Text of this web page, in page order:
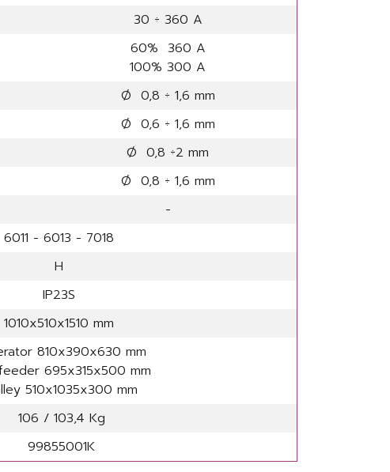
30 ÷ 360 A
60% 360 A
100% 300 A
Ø 0,8 ÷ 1,6 mm
Ø 0,6 ÷ 1,6 mm
Ø 0,8 ÷2 mm
Ø 0,8 ÷ 1,6 mm
-
6011 - 6013 - 7018
H
IP23S
1010x510x1510 mm
810x390x630 mm
695x315x500 mm
510x1035x300 mm
106 / 103,4 Kg
99855001K